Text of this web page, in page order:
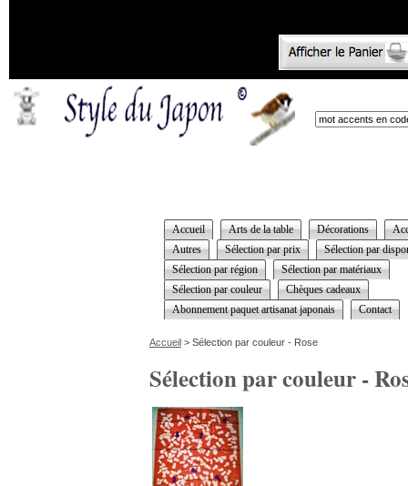
Accueil Arts de la table Décorations
Autres
Sélection par prix
Sélection par
Sélection par région
Sélection par matériaux
Sélection par couleur
Chèques cadeaux
Abonnement paquet artisanat japonais
Contact
Accueil > Sélection par couleur - Rose
Sélection par couleur -